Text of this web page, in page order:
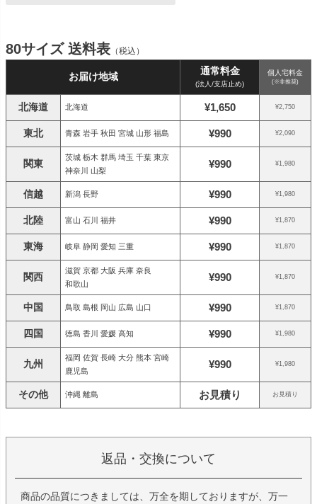
80サイズ 送料表 （税込）
お届け地域 通常料金
(法人/支店止め)
個人宅料金
(※非推奨)
北海道 北海道 ¥1,650 ¥2,750
東北 青森 岩手 秋田 宮城 山形 福島 ¥990 ¥2,090
関東
茨城 栃木 群馬 埼玉 千葉 東京
神奈川 山梨
¥990 ¥1,980
信越 新潟 長野 ¥990 ¥1,980
北陸 富山 石川 福井 ¥990 ¥1,870
東海 岐阜 静岡 愛知 三重 ¥990 ¥1,870
関西
滋賀 京都 大阪 兵庫 奈良
和歌山
¥990 ¥1,870
中国 鳥取 島根 岡山 広島 山口 ¥990 ¥1,870
四国 徳島 香川 愛媛 高知 ¥990 ¥1,980
九州
福岡 佐賀 長崎 大分 熊本 宮崎
鹿児島
¥990 ¥1,980
その他 沖縄 離島 お見積り お見積り
返品・交換について
商品の品質につきましては、万全を期しておりますが、万一